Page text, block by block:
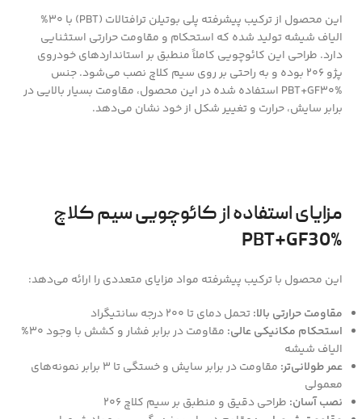
این محصول از ترکیب پیشرفته پلی بوتیلن ترافتالات (PBT) با 30%
الیاف شیشه تولید شده که استحکام و مقاومت حرارتی استثنایی
دارد. طراحی این کائوچویی کاملاً منطبق بر استانداردهای خودروی
پژو 206 بوده و به راحتی بر روی سیم کلاچ نصب می‌شود. جنس
PBT+GF30% استفاده شده در این محصول، مقاومت بسیار بالایی در
برابر سایش، حرارت و تغییر شکل از خود نشان می‌دهد.
مزایای استفاده از کائوچویی سیم کلاچ
PBT+GF30%
این محصول با ترکیب پیشرفته مواد مزایای متعددی را ارائه می‌دهد:
مقاومت حرارتی بالا:تحمل دمای تا ۲۰۰ درجه سانتیگراد
استحکام مکانیکی عالی:
مقاومت در برابر فشار و کشش با وجود 30%
الیاف شیشه
عمر طولانی‌تر:
مقاومت در برابر سایش و خستگی تا ۳ برابر نمونه‌های
معمولی
نصب آسان: طراحی دقیق و منطبق بر سیم کلاچ 206